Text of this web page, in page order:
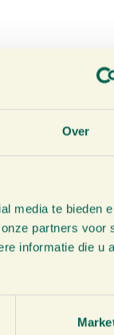
Over
media te bieden
partners voor
informatie die u